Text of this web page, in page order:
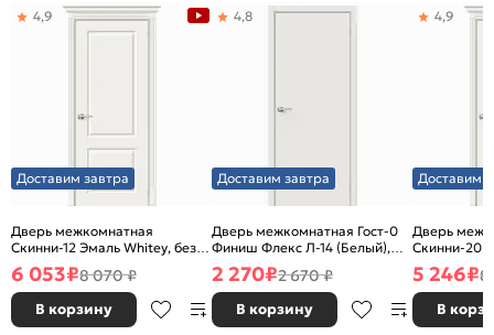
Доставим завтра
Дверь межкомнатная
Скинни-12 Эмаль Whitey, без
декора, глухая, без стекла,
без кромки, скиновая
4,9
6 053₽8 070 ₽
В корзину
Доставим завтра
Дверь межкомнатная Гост-0
Финиш Флекс Л-14 (Белый),
глухая, каркасно-щитовая
4,8
2 270₽2 670 ₽
В корзину
Доставим
Дверь
Скинни-20
декора,
без кромки,
4,9
5 246₽8
В